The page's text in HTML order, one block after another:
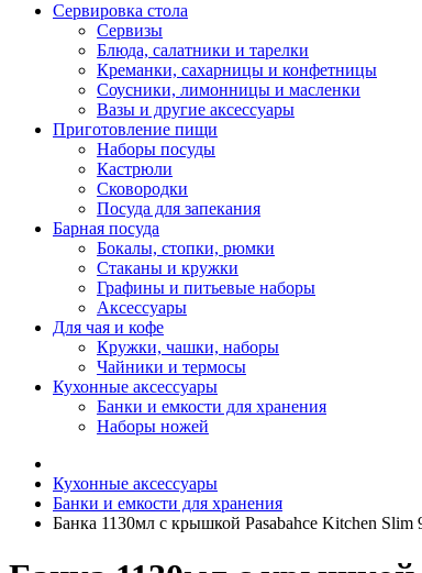
Сервировка стола
Сервизы
Блюда, салатники и тарелки
Креманки, сахарницы и конфетницы
Соусники, лимонницы и масленки
Вазы и другие аксессуары
Приготовление пищи
Наборы посуды
Кастрюли
Сковородки
Посуда для запекания
Барная посуда
Бокалы, стопки, рюмки
Стаканы и кружки
Графины и питьевые наборы
Аксессуары
Для чая и кофе
Кружки, чашки, наборы
Чайники и термосы
Кухонные аксессуары
Банки и емкости для хранения
Наборы ножей
Кухонные аксессуары
Банки и емкости для хранения
Банка 1130мл с крышкой Pasabahce Kitchen Slim